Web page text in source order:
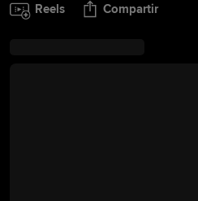
Reels Compartir